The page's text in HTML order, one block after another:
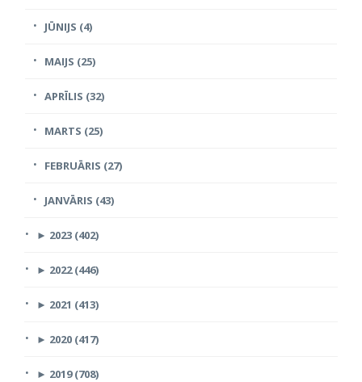
JŪNIJS (4)
MAIJS (25)
APRĪLIS (32)
MARTS (25)
FEBRUĀRIS (27)
JANVĀRIS (43)
► 2023 (402)
► 2022 (446)
► 2021 (413)
► 2020 (417)
► 2019 (708)